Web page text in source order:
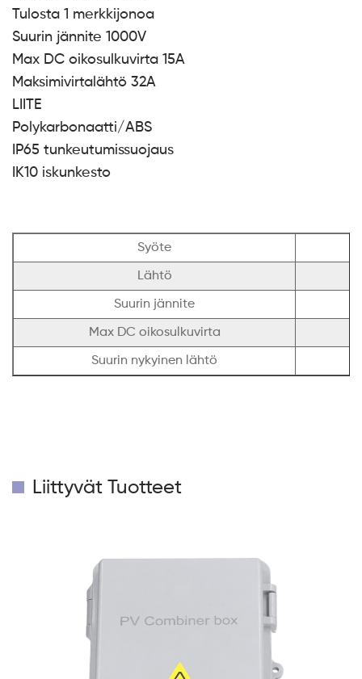
Tulosta 1 merkkijonoa
Suurin jännite 1000V
Max DC oikosulkuvirta 15A
Maksimivirtalähtö 32A
LIITE
Polykarbonaatti/ABS
IP65 tunkeutumissuojaus
IK10 iskunkesto
Syöte
Lähtö
Suurin jännite
Max DC oikosulkuvirta
Suurin nykyinen lähtö
Liittyvät Tuotteet